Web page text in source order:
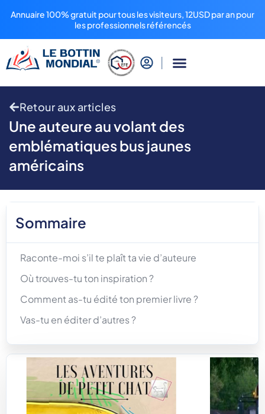
Annuaire 100% gratuit pour tous les visiteurs, 12USD par an pour
les professionnels référencés
Retour aux articles
Une auteure au volant des
emblématiques bus jaunes
américains
Sommaire
Raconte-moi s’il te plaît ta vie d’auteure
Où trouves-tu ton inspiration ?
Comment as-tu édité ton premier livre ?
Vas-tu en éditer d’autres ?